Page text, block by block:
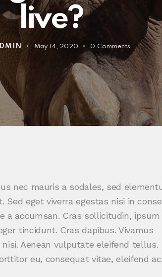
live?
May 14, 2020 0 Comments
nec mauris a sodales, sed
Sed eget viverra egestas nisi in
a accumsan. Cras sollicitudin, ipsum
tincidunt. Cras dapibus. Vivamus
Aenean vulputate eleifend tellus.
eu, consequat vitae, eleifend